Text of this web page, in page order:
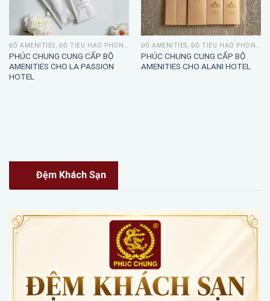
PHÚC CHUNG CUNG CẤP BỘ
AMENITIES CHO LA PASSION
HOTEL
PHÚC CHUNG CUNG CẤP BỘ
AMENITIES CHO ALANI HOTEL
Đệm Khách Sạn